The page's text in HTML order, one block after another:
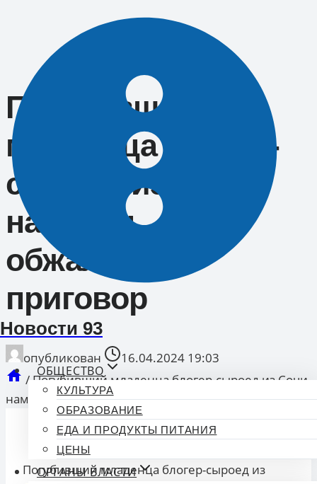
содержимому
Новости 93
ОБЩЕСТВО
КУЛЬТУРА
ОБРАЗОВАНИЕ
ЕДА И ПРОДУКТЫ ПИТАНИЯ
ЦЕНЫ
ОРГАНЫ ВЛАСТИ
Погубивший
младенца блогер-
сыроед из Сочи
намерен
обжаловать
приговор
опубликован
16.04.2024 19:03
/ Погубивший младенца блогер-сыроед из Сочи
намерен обжаловать приговор
Погубивший младенца блогер-сыроед из